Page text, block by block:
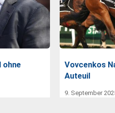
ohne
Vovcenkos
Auteuil
9. September